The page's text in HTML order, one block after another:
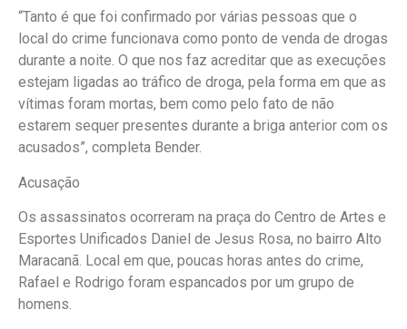
“Tanto é que foi confirmado por várias pessoas que o
local do crime funcionava como ponto de venda de drogas
durante a noite. O que nos faz acreditar que as execuções
estejam ligadas ao tráfico de droga, pela forma em que as
vítimas foram mortas, bem como pelo fato de não
estarem sequer presentes durante a briga anterior com os
acusados”, completa Bender.
Acusação
Os assassinatos ocorreram na praça do Centro de Artes e
Esportes Unificados Daniel de Jesus Rosa, no bairro Alto
Maracanã. Local em que, poucas horas antes do crime,
Rafael e Rodrigo foram espancados por um grupo de
homens.